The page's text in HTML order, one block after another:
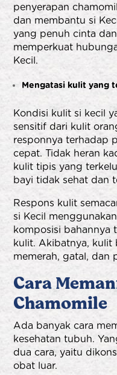
penyerapan
dan membantu si
yang penuh cinta
memperkuat
Kecil.
Mengatasi kulit yang
Kondisi kulit si kecil
sensitif dari kulit
responnya terhadap
cepat. Tidak heran
kulit tipis yang
bayi tidak sehat dan
Respons kulit
si Kecil
komposisi bahannya
kulit. Akibatnya, kulit
memerah, gatal, dan
Cara
Chamomile
Ada banyak cara
kesehatan tubuh.
dua cara, yaitu
obat luar.